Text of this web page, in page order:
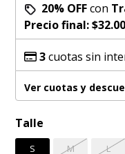
20% OFFcon
Precio final:
3cuotas sin
Ver cuotas y
Talle
S M L